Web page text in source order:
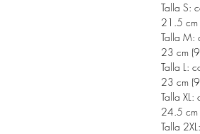
Talla S:
21.5 cm
Talla M:
23 cm
Talla L:
23 cm
Talla
24.5 cm
Talla